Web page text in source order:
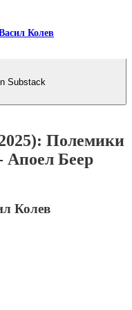
Колев
Substack
Полемики
Апоел Беер
Колев